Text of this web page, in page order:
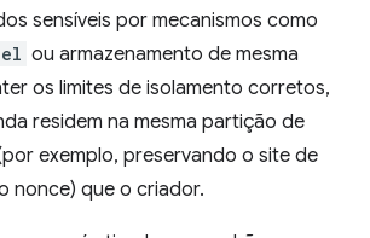
sensíveis por mecanismos como
ou armazenamento de mesma
os limites de isolamento corretos,
residem na mesma partição de
exemplo, preservando o site de
nonce) que o criador.